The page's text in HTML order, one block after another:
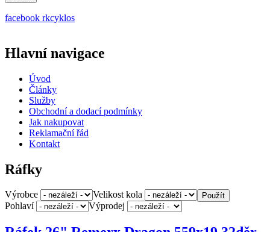
facebook rkcyklos
Hlavní navigace
Úvod
Články
Služby
Obchodní a dodací podmínky
Jak nakupovat
Reklamační řád
Kontakt
Ráfky
Výrobce
Velikost kola
Pohlaví
Výprodej